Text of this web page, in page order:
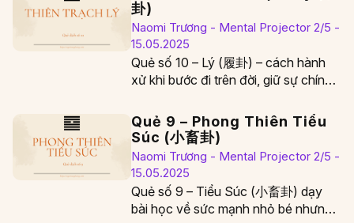
卦)
Naomi Trương - Mental Projector 2/5 -
15.05.2025
Quẻ số 10 – Lý (履卦) – cách hành
xử khi bước đi trên đời, giữ sự chính
Quẻ 9 – Phong Thiên Tiểu
Súc (小畜卦)
Naomi Trương - Mental Projector 2/5 -
15.05.2025
Quẻ số 9 – Tiểu Súc (小畜卦) dạy
bài học về sức mạnh nhỏ bé nhưng